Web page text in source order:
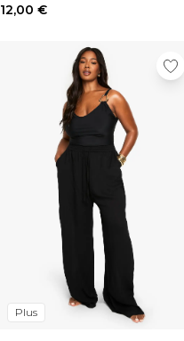
12,00 €
Plus